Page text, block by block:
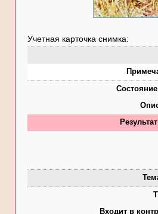
Учетная карточка снимка:
Входит в